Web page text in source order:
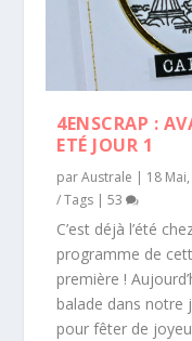
4ENSCRAP :
ETÉ JOUR 1
parAustrale | 18
/ Tags |53
C’est déjà l’été
programme de
première !
balade dans notre
pour fêter de